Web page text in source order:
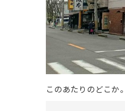
このあたりのどこか。